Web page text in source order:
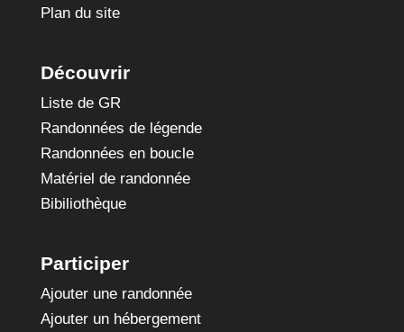
Plan du site
Découvrir
Liste de GR
Randonnées de légende
Randonnées en boucle
Matériel de randonnée
Bibiliothèque
Participer
Ajouter une randonnée
Ajouter un hébergement